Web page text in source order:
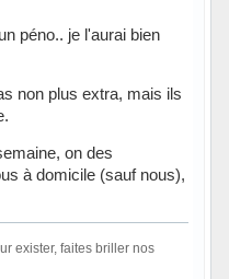
péno.. je l'aurai bien
non plus extra, mais ils
on des
à domicile (sauf nous),
exister, faites briller nos